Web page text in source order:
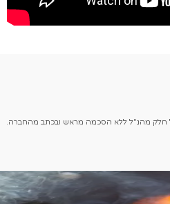
חלק מהנ"ל ללא הסכמה מראש ובכתב מהחברה.